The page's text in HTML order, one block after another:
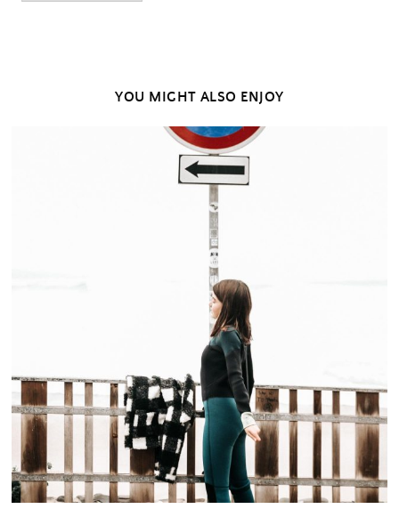
YOU MIGHT ALSO ENJOY